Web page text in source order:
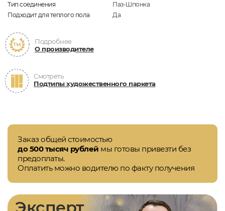
Тип соединения
Паз-Шпонка
Подходит для теплого пола
Да
Подробнее
О производителе
Смотреть
Подтипы художественного паркета
Заказ общей стоимостью
до 500 тысяч рублей мы готовы привезти без
предоплаты.
Оплатить можно водителю по факту получения